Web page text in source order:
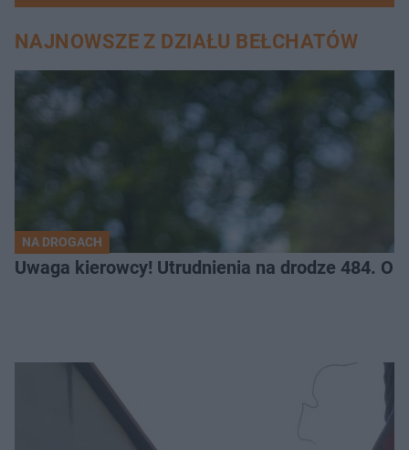
NAJNOWSZE Z DZIAŁU BEŁCHATÓW
NA DROGACH
Uwaga kierowcy! Utrudnienia na drodze 484.